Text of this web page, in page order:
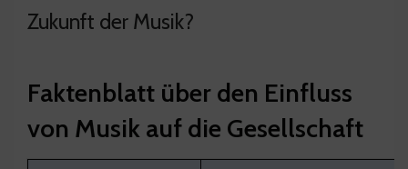
Zukunft der Musik?
Faktenblatt über den Einfluss
von Musik auf die Gesellschaft